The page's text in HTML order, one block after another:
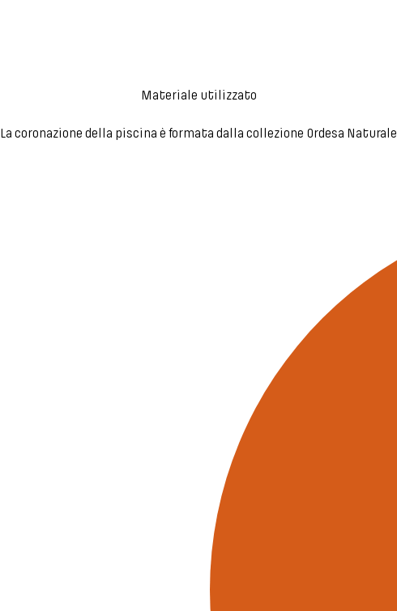
Materiale utilizzato
La coronazione della piscina è formata dalla collezione Ordesa Naturale